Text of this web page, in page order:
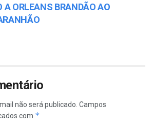
A ORLEANS BRANDÃO AO
não será publicado. Campos
com *